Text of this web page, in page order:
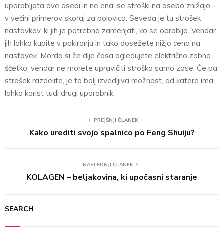
uporabljata dve osebi in ne ena, se stroški na osebo znižajo –
v večini primerov skoraj za polovico. Seveda je tu strošek
nastavkov, ki jih je potrebno zamenjati, ko se obrabijo. Vendar
jih lahko kupite v pakiranju in tako dosežete nižjo ceno na
nastavek. Morda si že dlje časa ogledujete električno zobno
ščetko, vendar ne morete upravičiti stroška samo zase. Če pa
strošek razdelite, je to bolj izvedljiva možnost, od katere ima
lahko korist tudi drugi uporabnik.
PREJŠNJI ČLANEK
Kako urediti svojo spalnico po Feng Shuiju?
NASLEDNJI ČLANEK
KOLAGEN – beljakovina, ki upočasni staranje
SEARCH